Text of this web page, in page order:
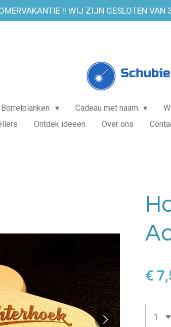
!! WIJ ZIJN GESLOTEN
Borrelplanken Cadeau met naam
Ontdek ideeën Over ons
€